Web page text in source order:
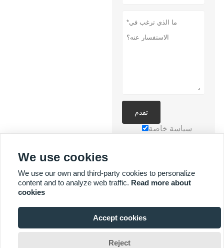

تقدم
سياسة خاصة
المزيد من الخدمات
حقوق الطبع والنشر محفوظة © لشركة Yuyi Lighting Technology Co.,
We use cookies
We use our own and third-party cookies to personalize
content and to analyze web traffic. Read more about
cookies
Accept cookies
Reject